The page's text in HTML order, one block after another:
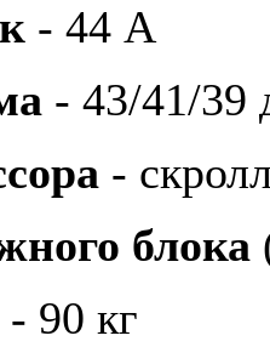
- 44 А
- 43/41/39
-
блока
- 90 кг